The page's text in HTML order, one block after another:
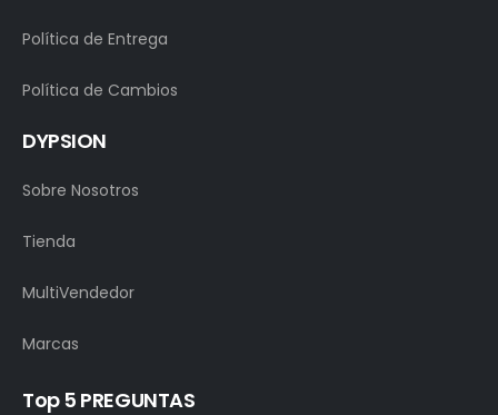
Política de Entrega
Política de Cambios
DYPSION
Sobre Nosotros
Tienda
MultiVendedor
Marcas
Top 5 PREGUNTAS